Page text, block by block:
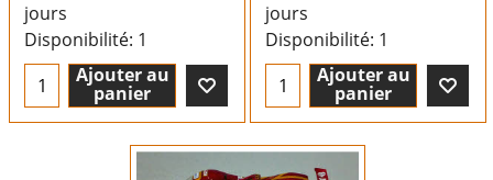
jours
Disponibilité: 1
Ajouter au
panier
jours
Disponibilité: 1
Ajouter au
panier